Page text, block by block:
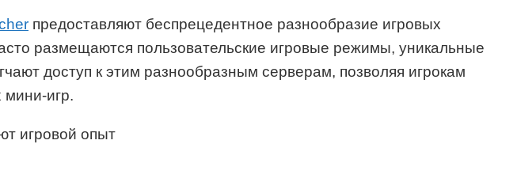
предоставляют беспрецедентное разнообразие игровых
размещаются пользовательские игровые режимы, уникальные
доступ к этим разнообразным серверам, позволяя игрокам
игр.